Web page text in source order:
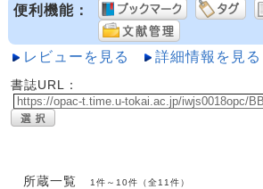
便利機能：
レビューを見る 詳細情報を見る
書誌URL：
所蔵一覧 1件～10件（全11件）